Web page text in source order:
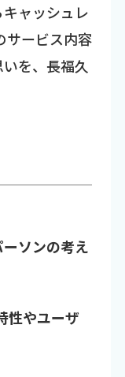
ャッシュレ
サービス内容
を、長福久
ーソンの考え
性やユーザ